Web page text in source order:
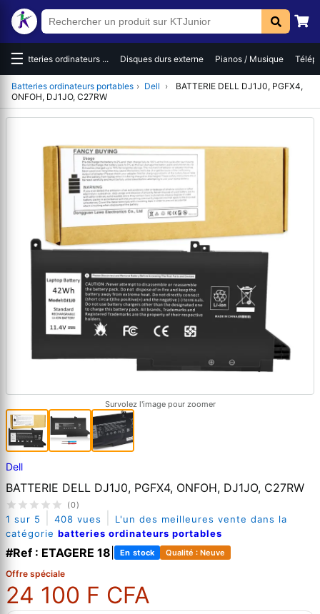
☰Batteries ordinateurs ... Disques durs externe Pianos / Musique
Batteries ordinateurs portables › Dell ›
BATTERIE DELL DJ1J0, PGFX4,
ONFOH, DJ1JO, C27RW
Survolez l'image pour zoomer
Dell
BATTERIE DELL DJ1J0, PGFX4, ONFOH, DJ1JO, C27RW
(0)
1 sur 5 408 vues
L'un des meilleures vente dans la
catégorie batteries ordinateurs portables
#Ref : ETAGERE 18 En stock Qualité : Neuve
Offre spéciale
24 100 F CFA